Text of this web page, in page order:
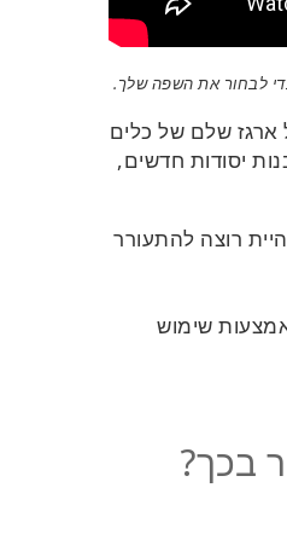
לבחור את השפה שלך.
ארגז שלם של כלים
יסודות חדשים,
רוצה להתעורר
שימוש
בכך?